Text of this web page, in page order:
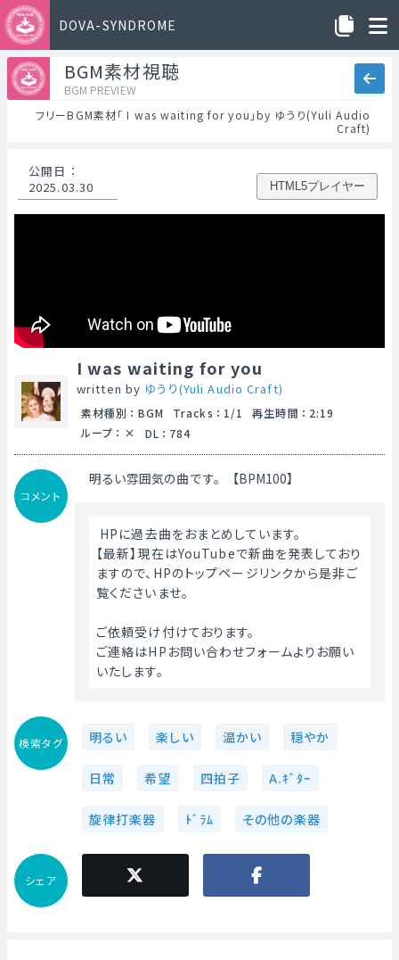
DOVA-SYNDROME
BGM素材視聴
BGM PREVIEW
フリーBGM素材「 I was waiting for you」by ゆうり(Yuli Audio
Craft)
公開日 ：
2025.03.30
HTML5プレイヤー
I was waiting for you
written by ゆうり(Yuli Audio Craft)
素材種別 ： BGM Tracks ： 1/1 再生時間 ： 2:19
ループ ： DL ： 784
コメント
明るい雰囲気の曲です。【BPM100】
HPに過去曲をおまとめしています。
【最新】現在はYouTubeで新曲を発表しており
ますので、HPのトップページリンクから是非ご
覧くださいませ。
ご依頼受け付けております。
ご連絡はHPお問い合わせフォームよりお願い
いたします。
検索タグ 明るい 楽しい 温かい 穏やか
日常 希望 四拍子 A.ｷﾞﾀｰ
旋律打楽器 ﾄﾞﾗﾑ その他の楽器
シェア